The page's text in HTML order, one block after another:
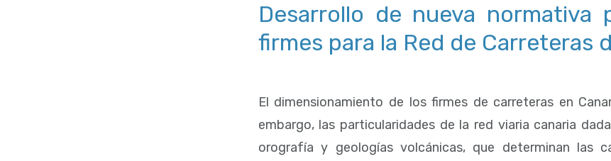
Desarrollo de nueva
firmes para la Red de Carreteras
El dimensionamiento de los firmes de carreteras en
embargo, las particularidades de la red viaria canaria
orografía y geologías volcánicas, que determinan las